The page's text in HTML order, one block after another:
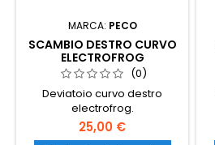
MARCA: PECO
SCAMBIO DESTRO CURVO
ELECTROFROG
(0)
Deviatoio curvo destro
electrofrog.
25,00 €